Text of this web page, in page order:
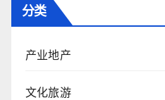
分类
产业地产
文化旅游